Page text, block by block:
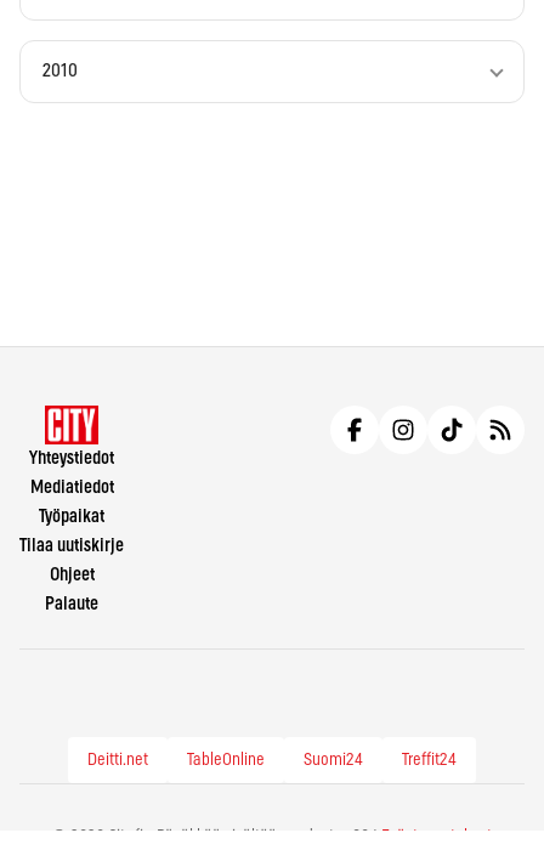
2010
Yhteystiedot
Mediatiedot
Työpaikat
Tilaa uutiskirje
Ohjeet
Palaute
Deitti.net TableOnline Suomi24 Treffit24